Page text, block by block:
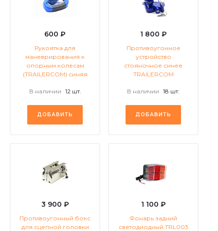
600 ₽
Рукоятка для
маневрирования к
опорным колесам
(TRAILERCOM) синяя
В наличии 12 шт.
ДОБАВИТЬ
1 800 ₽
Противоугонное
устройство
стояночное синее
TRAILERCOM
В наличии 18 шт.
ДОБАВИТЬ
3 900 ₽
Противоугонный бокс
для сцепной головки
1 100 ₽
Фонарь задний
светодиодный TRL003